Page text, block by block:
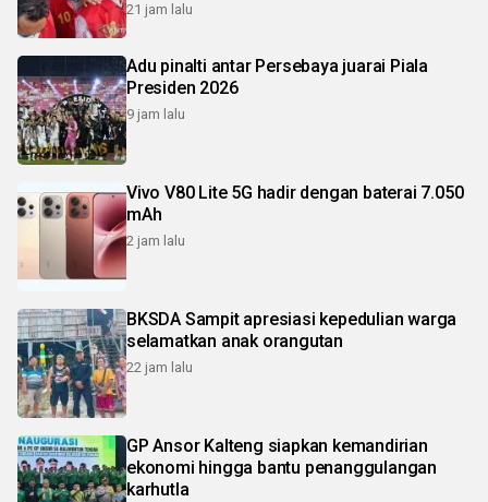
21 jam lalu
Adu pinalti antar Persebaya juarai Piala
Presiden 2026
9 jam lalu
Vivo V80 Lite 5G hadir dengan baterai 7.050
mAh
2 jam lalu
BKSDA Sampit apresiasi kepedulian warga
selamatkan anak orangutan
22 jam lalu
GP Ansor Kalteng siapkan kemandirian
ekonomi hingga bantu penanggulangan
karhutla